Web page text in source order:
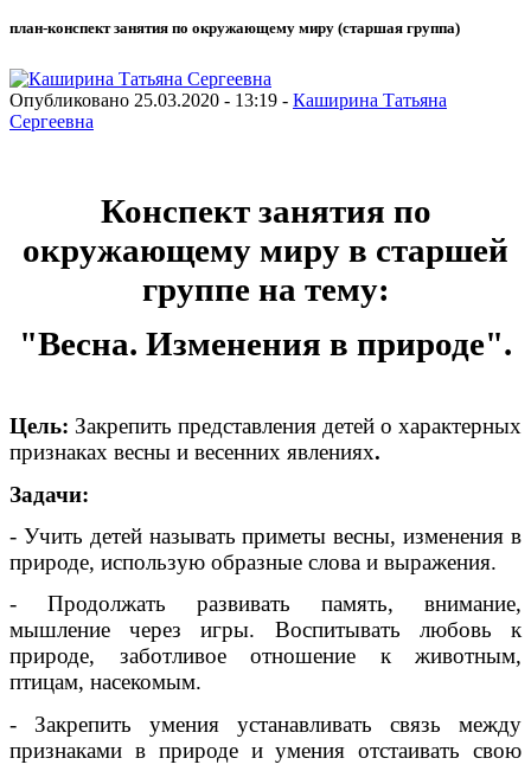
план-конспект занятия по окружающему миру (старшая группа)
Опубликовано 25.03.2020 - 13:19 - Каширина Татьяна
Сергеевна
Конспект занятия по
окружающему миру в старшей
группе на тему:
"Весна. Изменения в природе".
Цель: Закрепить представления детей о характерных
признаках весны и весенних явлениях.
Задачи:
- Учить детей называть приметы весны, изменения в
природе, использую образные слова и выражения.
- Продолжать развивать память, внимание,
мышление через игры. Воспитывать любовь к
природе, заботливое отношение к животным,
птицам, насекомым.
- Закрепить умения устанавливать связь между
признаками в природе и умения отстаивать свою